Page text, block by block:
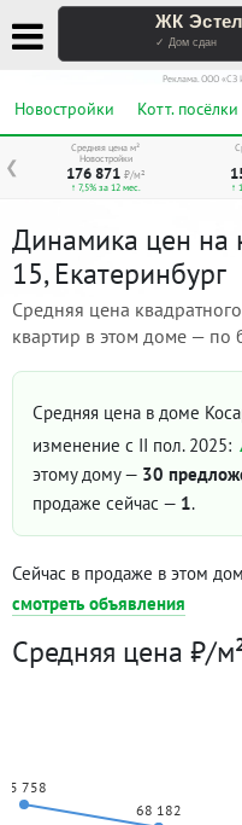
ЖК
✓ Дом сдан
Реклама. ООО «СЗ
Новостройки Котт. посёлки
❮
Средняя цена м²
Новостройки
176 871 ₽/м²
↑ 7,5% за 12 мес. ↑
Динамика цен на
15, Екатеринбург
Средняя цена
квартир в этом доме — по
Средняя цена в доме
изменение с II пол. 2025:
этому дому — 30
продаже сейчас — 1.
Сейчас в продаже в этом
смотреть объявления
Средняя цена ₽/
75 758
68 182